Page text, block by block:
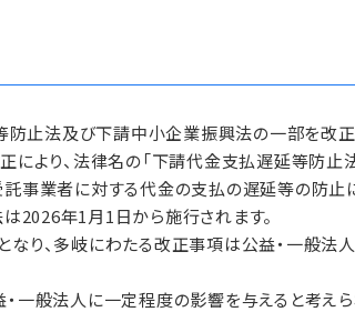
止法及び下請中小企業振興法の一部を改正
により、法律名の「下請代金支払遅延等防止
託事業者に対する代金の支払の遅延等の防止に
は2026年1月1日から施行されます。
り、多岐にわたる改正事項は公益・一般法
一般法人に一定程度の影響を与えると考え